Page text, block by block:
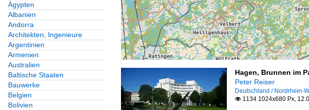
Ägypten
Albanien
Andorra
Architekten, Ingenieure
Argentinien
Armenien
Australien
Baltische Staaten
Bauwerke
Belgien
Bolivien
Hagen, Brunnen im
Peter Reiser
Deutschland / Nordrhein-
1134 1024x680 Px,